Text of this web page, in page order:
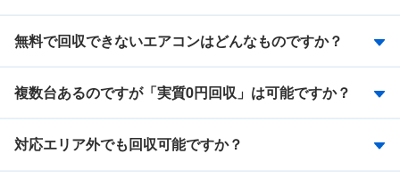
無料で回収できないエアコンはどんなものですか？
複数台あるのですが「実質0円回収」は可能ですか？
対応エリア外でも回収可能ですか？